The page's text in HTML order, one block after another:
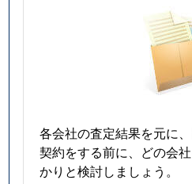
各会社の査定結果を元に、
契約をする前に、どの会
かりと検討しましょう。